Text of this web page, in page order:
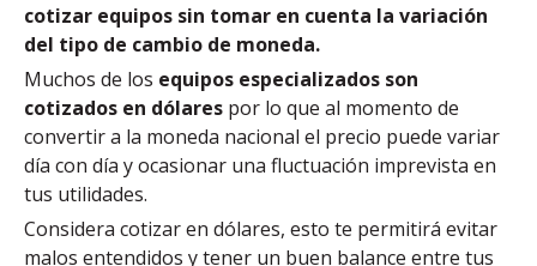
cotizar equipos sin tomar en cuenta la variación
del tipo de cambio de moneda.
Muchos de los equipos especializados son
cotizados en dólares por lo que al momento de
convertir a la moneda nacional el precio puede variar
día con día y ocasionar una fluctuación imprevista en
tus utilidades.
Considera cotizar en dólares, esto te permitirá evitar
malos entendidos y tener un buen balance entre tus